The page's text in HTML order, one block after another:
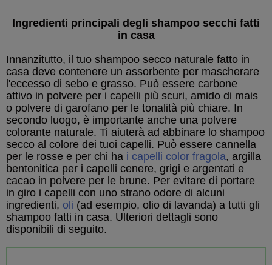
Ingredienti principali degli shampoo secchi fatti
in casa
Innanzitutto, il tuo shampoo secco naturale fatto in
casa deve contenere un assorbente per mascherare
l'eccesso di sebo e grasso. Può essere carbone
attivo in polvere per i capelli più scuri, amido di mais
o polvere di garofano per le tonalità più chiare. In
secondo luogo, è importante anche una polvere
colorante naturale. Ti aiuterà ad abbinare lo shampoo
secco al colore dei tuoi capelli. Può essere cannella
per le rosse e per chi ha i capelli color fragola, argilla
bentonitica per i capelli cenere, grigi e argentati e
cacao in polvere per le brune. Per evitare di portare
in giro i capelli con uno strano odore di alcuni
ingredienti, oli (ad esempio, olio di lavanda) a tutti gli
shampoo fatti in casa. Ulteriori dettagli sono
disponibili di seguito.